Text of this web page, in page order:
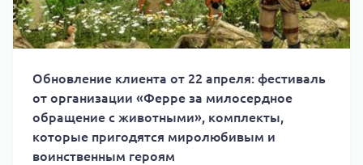
Обновление клиента от 22 апреля: фестиваль
от организации «Ферре за милосердное
обращение с животными», комплекты,
которые пригодятся миролюбивым и
воинственным героям